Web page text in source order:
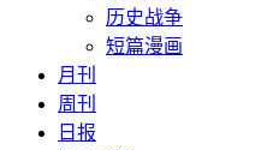
历史战争
短篇漫画
月刊
周刊
日报